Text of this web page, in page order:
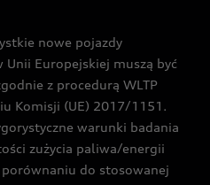
nowe pojazdy
Europejskiej muszą być
z procedurą WLTP
Komisji (UE) 2017/1151.
warunki badania
zużycia paliwa/energii
do stosowanej